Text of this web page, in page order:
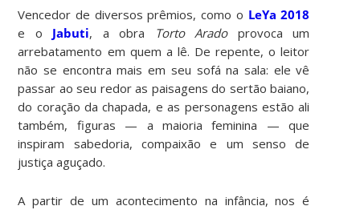
Vencedor de diversos prêmios, como o LeYa 2018
e o Jabuti, a obra Torto Arado provoca um
arrebatamento em quem a lê. De repente, o leitor
não se encontra mais em seu sofá na sala: ele vê
passar ao seu redor as paisagens do sertão baiano,
do coração da chapada, e as personagens estão ali
também, figuras — a maioria feminina — que
inspiram sabedoria, compaixão e um senso de
justiça aguçado.
A partir de um acontecimento na infância, nos é